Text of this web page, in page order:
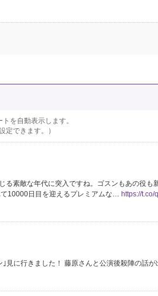
を自動表示します。
定できます。）
素敵な年代に突入ですね。ゴスンもあの役も
10000日目を迎えるプレミアムな… https://t.co/
見に行きました！ 藤原さんと公演後殺陣の話